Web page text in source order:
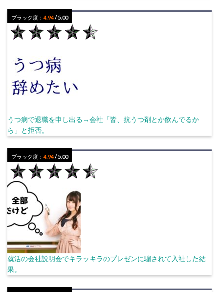
ブラック度：4.94/ 5.00
うつ病で退職を申し出る→会社「皆、抗うつ剤とか飲んでるか
ら」と拒否。
ブラック度：4.94/ 5.00
就活の会社説明会でキラッキラのプレゼンに騙されて入社した結
果。